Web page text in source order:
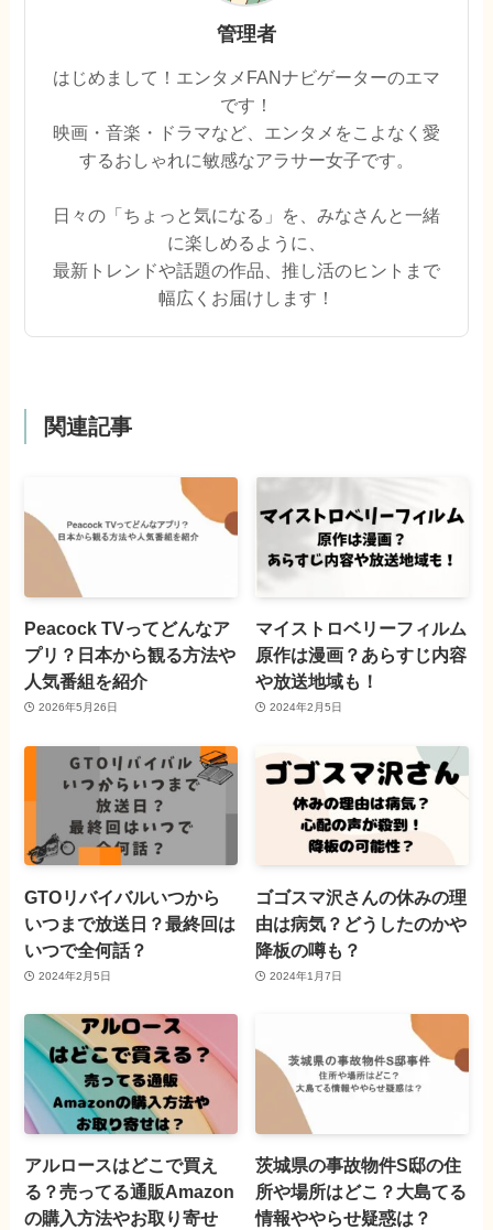
管理者
はじめまして！エンタメFANナビゲーターのエマ
です！
映画・音楽・ドラマなど、エンタメをこよなく愛
するおしゃれに敏感なアラサー女子です。
日々の「ちょっと気になる」を、みなさんと一緒
に楽しめるように、
最新トレンドや話題の作品、推し活のヒントまで
幅広くお届けします！
関連記事
Peacock TVってどんなア
プリ？日本から観る方法や
人気番組を紹介
2026年5月26日
マイストロベリーフィルム
原作は漫画？あらすじ内容
や放送地域も！
2024年2月5日
GTOリバイバルいつから
いつまで放送日？最終回は
いつで全何話？
2024年2月5日
ゴゴスマ沢さんの休みの理
由は病気？どうしたのかや
降板の噂も？
2024年1月7日
アルロースはどこで買え
る？売ってる通販Amazon
の購入方法やお取り寄せ
茨城県の事故物件S邸の住
所や場所はどこ？大島てる
情報ややらせ疑惑は？